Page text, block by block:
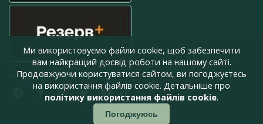
press@armyinform.com.ua
Ми використовуємо файли cookie, щоб забезпечити
вам найкращий досвід роботи на нашому сайті.
Продовжуючи користуватися сайтом, ви погоджуєтесь
на використання файлів cookie. Детальніше про
політику використання файлів cookie.
Погоджуюсь